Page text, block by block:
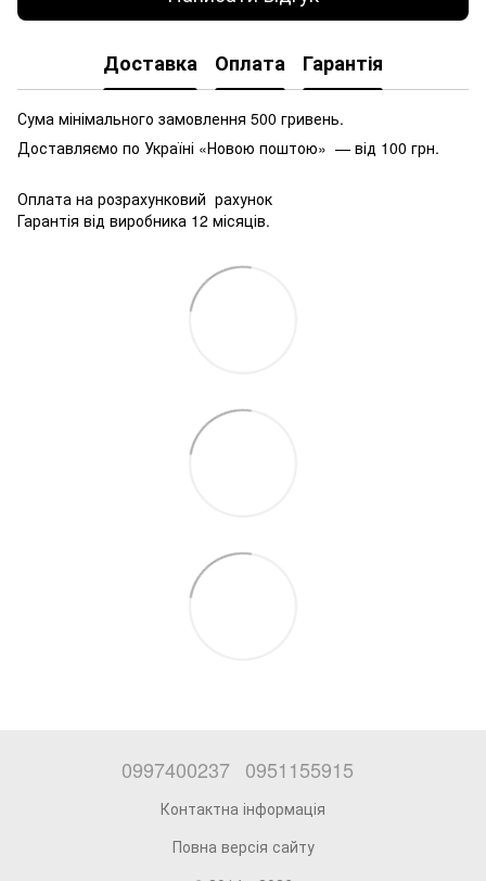
Доставка Оплата Гарантія
Сума мінімального замовлення 500 гривень.
Доставляємо по Україні «Новою поштою» — від 100 грн.
Оплата на розрахунковий рахунок
Гарантія від виробника 12 місяців.
0997400237 0951155915
Контактна інформація
Повна версія сайту